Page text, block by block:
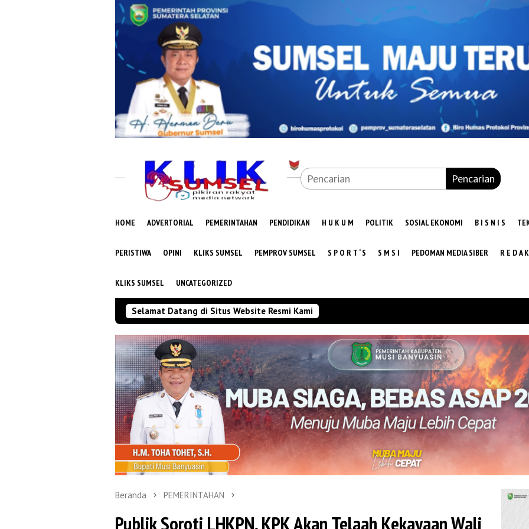
Pencarian
HOME ADVERTORIAL PEMERINTAHAN PENDIDIKAN H U K U M POLITIK SOSIAL EKONOMI B I S N I S
PERISTIWA OPINI KLIKS SUMSEL PEMPROV SUMSEL S P O R T ‘ S S M S I PEDOMAN MEDIA SIBER R E D A
KLIKS SUMSEL UNCATEGORIZED
Selamat Datang di Situs Website Resmi Kami
Beranda PEMERINTAHAN
Publik Soroti LHKPN, KPK Akan Telaah Kekayaan Wali